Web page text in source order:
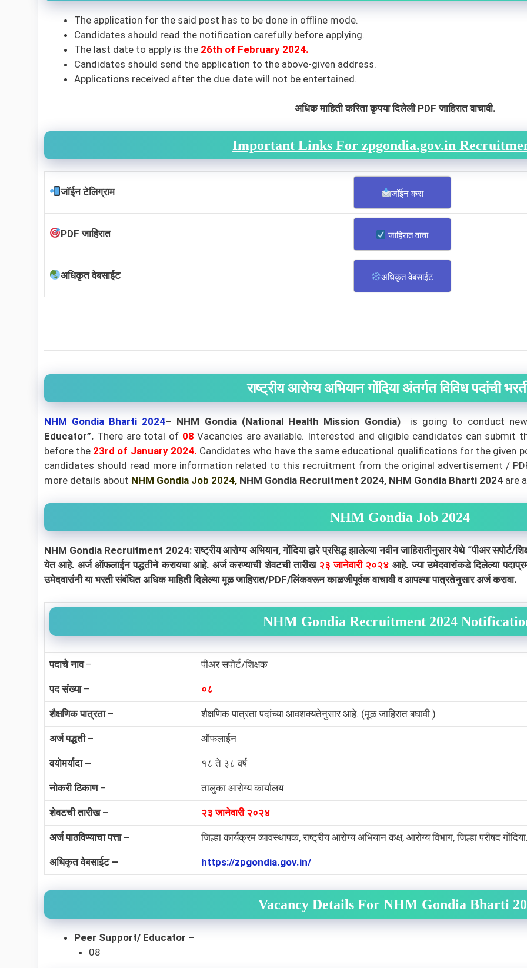
The application for the said post has to be done in offline mode.
Candidates should read the notification carefully before applying.
The last date to apply is the 26th of February 2024.
Candidates should send the application to the above-given address.
Applications received after the due date will not be entertained.
अधिक माहिती करिता कृपया दिलेली PDF जाहिरात वाचावी.
Important Links For zpgondia.gov.in
जॉईन टेलिग्राम जॉईन करा
PDF जाहिरात जाहिरात वाचा
अधिकृत वेबसाईट अधिकृत वेबसाईट
राष्ट्रीय आरोग्य अभियान गोंदिया अंतर्गत विविध पदांची
NHM Gondia Bharti 2024– NHM Gondia (National Health Mission Gondia)
is going to conduct
Educator”. There are total of 08 Vacancies are available. Interested and eligible candidates can submit
before the 23rd of January 2024. Candidates who have the same educational qualifications for the
candidates should read more information related to this recruitment from the original advertisement /
more details about NHM Gondia Job 2024,NHM Gondia Recruitment 2024, NHM Gondia Bharti 2024are
NHM Gondia Job 2024
NHM Gondia Recruitment 2024: राष्ट्रीय आरोग्य अभियान, गोंदिया द्वारे प्रसिद्ध झालेल्या नवीन जाहिरातीनुसार येथे “पीअर सपोर्ट/
येत आहे. अर्ज ऑफलाईन पद्धतीने करायचा आहे. अर्ज करण्याची शेवटची तारीख२३ जानेवारी २०२४ आहे. ज्या उमेदवारांकडे दिलेल्या
उमेदवारांनी या भरती संबंधित अधिक माहिती दिलेल्या मूळ जाहिरात/PDF/लिंकवरून काळजीपूर्वक वाचावी व आपल्या पात्रतेनुसार अर्ज करावा.
NHM Gondia Recruitment 2024
पदाचे नाव– पीअर सपोर्ट/शिक्षक
पद संख्या– ०८
शैक्षणिक पात्रता– शैक्षणिक पात्रता पदांच्या आवशक्यतेनुसार आहे. (मूळ जाहिरात बघावी.)
अर्ज पद्धती– ऑफलाईन
वयोमर्यादा – १८ ते ३८ वर्ष
नोकरी ठिकाण– तालुका आरोग्य कार्यालय
शेवटची तारीख – २३ जानेवारी २०२४
अर्ज पाठविण्याचा पत्ता – जिल्हा कार्यक्रम व्यावस्थापक, राष्ट्रीय आरोग्य अभियान कक्ष, आरोग्य विभाग, जिल्हा परीषद
अधिकृत वेबसाईट – https://zpgondia.gov.in/
Vacancy Details For NHM Gondia Bharti
Peer Support/ Educator –
08